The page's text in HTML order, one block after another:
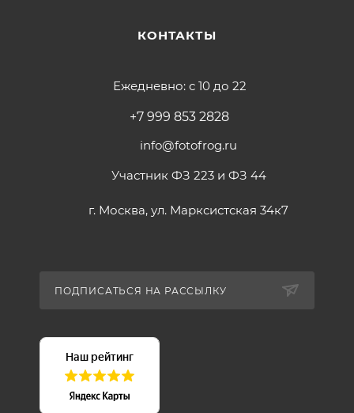
КОНТАКТЫ
Ежедневно: с 10 до 22
+7 999 853 2828
info@fotofrog.ru
Участник ФЗ 223 и ФЗ 44
г. Москва, ул. Марксистская 34к7
ПОДПИСАТЬСЯ НА РАССЫЛКУ